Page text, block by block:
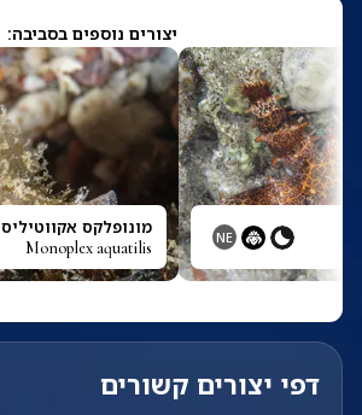
יצורים נוספים בסביבה:
NE מונופלקס אקווטיליס
Monoplex aquatilis
דפי יצורים קשורים